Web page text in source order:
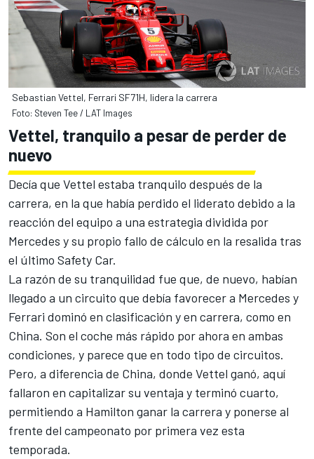
Sebastian Vettel, Ferrari SF71H, lidera la carrera
Foto: Steven Tee / LAT Images
Vettel, tranquilo a pesar de perder de
nuevo
Decía que Vettel estaba tranquilo después de la
carrera, en la que había perdido el liderato debido a la
reacción del equipo a una estrategia dividida por
Mercedes y su propio fallo de cálculo en la resalida tras
el último Safety Car.
La razón de su tranquilidad fue que, de nuevo, habían
llegado a un circuito que debía favorecer a Mercedes y
Ferrari dominó en clasificación y en carrera, como en
China. Son el coche más rápido por ahora en ambas
condiciones, y parece que en todo tipo de circuitos.
Pero, a diferencia de China, donde Vettel ganó, aquí
fallaron en capitalizar su ventaja y terminó cuarto,
permitiendo a Hamilton ganar la carrera y ponerse al
frente del campeonato por primera vez esta
temporada.